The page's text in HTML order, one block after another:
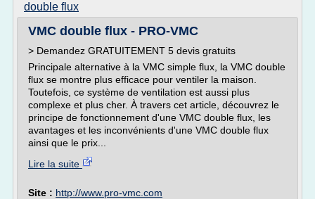
double flux
VMC double flux - PRO-VMC
> Demandez GRATUITEMENT 5 devis gratuits
Principale alternative à la VMC simple flux, la VMC double
flux se montre plus efficace pour ventiler la maison.
Toutefois, ce système de ventilation est aussi plus
complexe et plus cher. À travers cet article, découvrez le
principe de fonctionnement d'une VMC double flux, les
avantages et les inconvénients d'une VMC double flux
ainsi que le prix...
Lire la suite
Site : http://www.pro-vmc.com